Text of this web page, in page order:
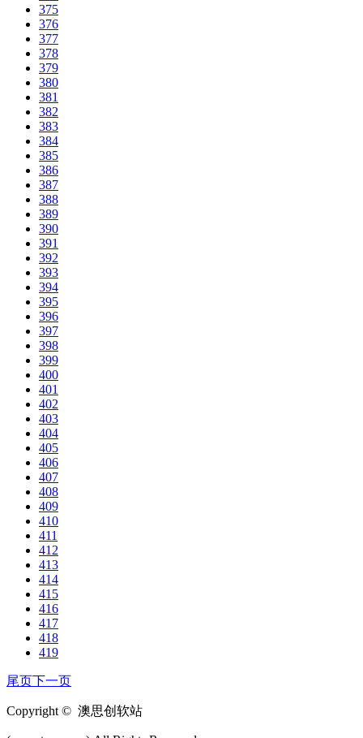
375
376
377
378
379
380
381
382
383
384
385
386
387
388
389
390
391
392
393
394
395
396
397
398
399
400
401
402
403
404
405
406
407
408
409
410
411
412
413
414
415
416
417
418
419
尾页下一页
Copyright © 澳思创软站